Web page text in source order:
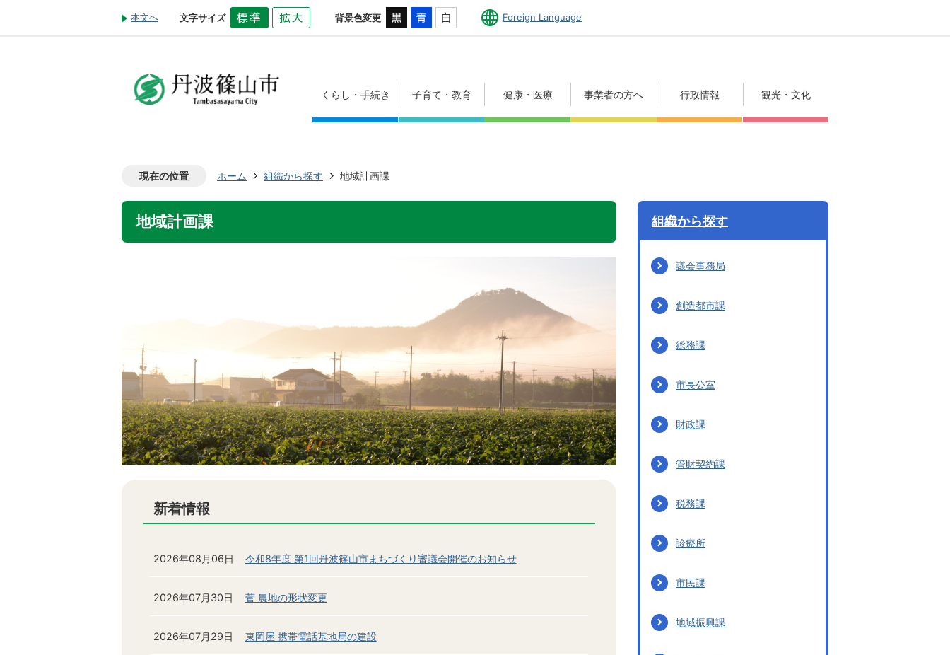
本文へ 文字サイズ 背景色変更 Foreign Language
くらし・手続き 子育て・教育 健康・医療 事業者の方へ 行政情報 観光・文化
現在の位置 ホーム 組織から探す 地域計画課
地域計画課
新着情報
2026年08月06日 令和8年度 第1回丹波篠山市まちづくり審議会開催のお知らせ
2026年07月30日 菅 農地の形状変更
2026年07月29日 東岡屋 携帯電話基地局の建設
組織から探す
議会事務局
創造都市課
総務課
市長公室
財政課
管財契約課
税務課
診療所
市民課
地域振興課